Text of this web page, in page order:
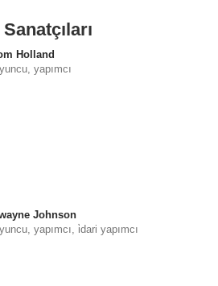
Holland
yapımcı
Johnson
yapımcı, i̇dari yapımcı